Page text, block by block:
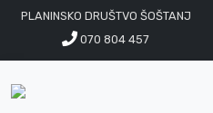
PLANINSKO DRUŠTVO ŠOŠTANJ
070 804 457